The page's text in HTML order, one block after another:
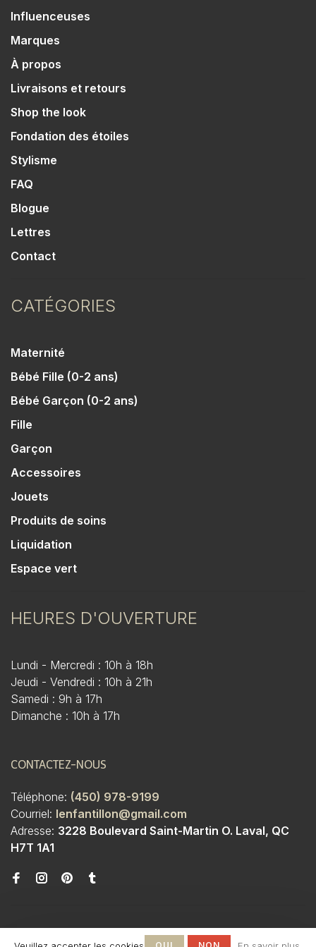
Influenceuses
Marques
À propos
Livraisons et retours
Shop the look
Fondation des étoiles
Stylisme
FAQ
Blogue
Lettres
Contact
CATÉGORIES
Maternité
Bébé Fille (0-2 ans)
Bébé Garçon (0-2 ans)
Fille
Garçon
Accessoires
Jouets
Produits de soins
Liquidation
Espace vert
HEURES D'OUVERTURE
Lundi - Mercredi : 10h à 18h
Jeudi - Vendredi : 10h à 21h
Samedi : 9h à 17h
Dimanche : 10h à 17h
CONTACTEZ-NOUS
Téléphone: (450) 978-9199
Courriel: lenfantillon@gmail.com
Adresse: 3228 Boulevard Saint-Martin O. Laval, QC
H7T 1A1